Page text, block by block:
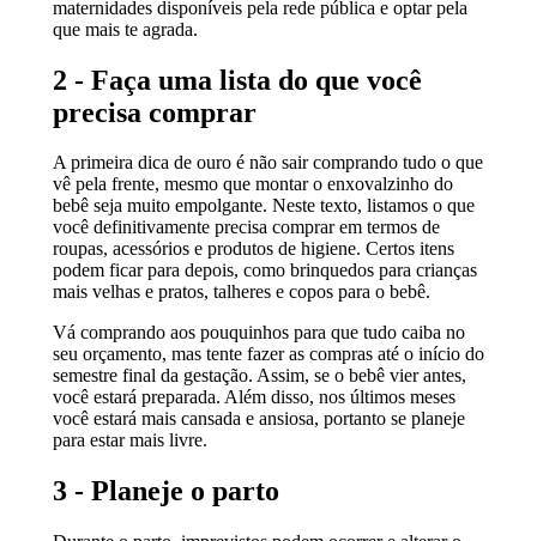
maternidades disponíveis pela rede pública e optar pela
que mais te agrada.
2 - Faça uma lista do que você
precisa comprar
A primeira dica de ouro é não sair comprando tudo o que
vê pela frente, mesmo que montar o enxovalzinho do
bebê seja muito empolgante. Neste texto, listamos o que
você definitivamente precisa comprar em termos de
roupas, acessórios e produtos de higiene. Certos itens
podem ficar para depois, como brinquedos para crianças
mais velhas e pratos, talheres e copos para o bebê.
Vá comprando aos pouquinhos para que tudo caiba no
seu orçamento, mas tente fazer as compras até o início do
semestre final da gestação. Assim, se o bebê vier antes,
você estará preparada. Além disso, nos últimos meses
você estará mais cansada e ansiosa, portanto se planeje
para estar mais livre.
3 - Planeje o parto